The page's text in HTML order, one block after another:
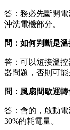
答：務必先斷開
沖洗電機部分。
問：如何判斷是
答：可以短接溫
器問題，否則可能
問：風扇間歇運
答：會的，啟動
30%的耗電量。